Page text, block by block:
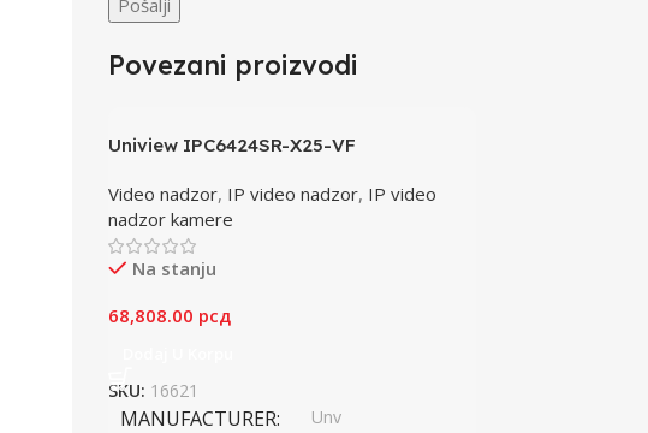
Povezani proizvodi
Uniview IPC6424SR-X25-VF
Video nadzor, IP video nadzor, IP video
nadzor kamere
Na stanju
68,808.00 рсд
SKU: 16621
MANUFACTURER Unv